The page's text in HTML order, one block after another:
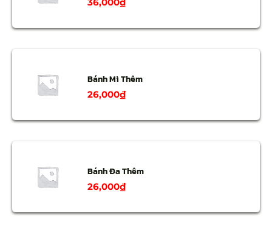
Bánh Mì Thêm
26,000₫
Bánh Đa Thêm
26,000₫